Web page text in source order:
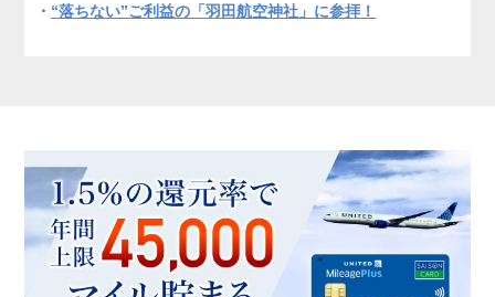
“落ちない”ご利益の「羽田航空神社」に参拝！